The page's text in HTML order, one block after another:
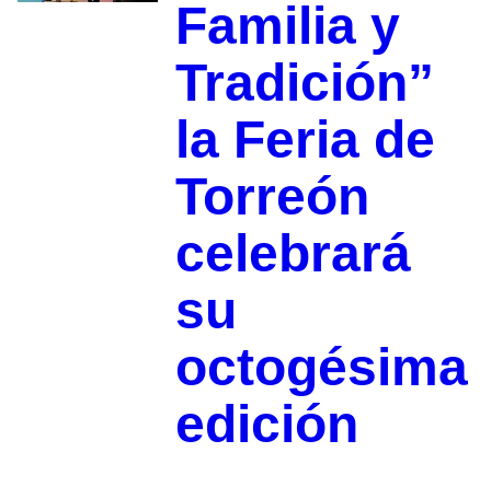
Familia y
Tradición”
la Feria de
Torreón
celebrará
su
octogésima
edición